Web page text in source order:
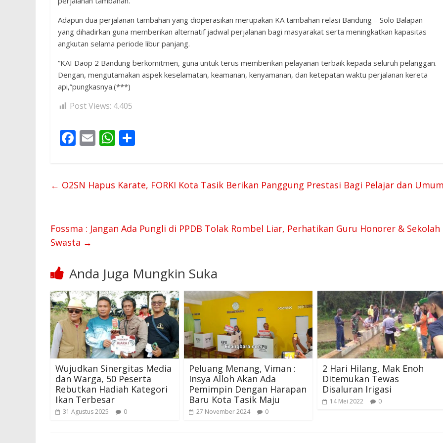
Adapun dua perjalanan tambahan yang dioperasikan merupakan KA tambahan relasi Bandung – Solo Balapan
yang dihadirkan guna memberikan alternatif jadwal perjalanan bagi masyarakat serta meningkatkan kapasitas
angkutan selama periode libur panjang.
“KAI Daop 2 Bandung berkomitmen, guna untuk terus memberikan pelayanan terbaik kepada seluruh pelanggan.
Dengan, mengutamakan aspek keselamatan, keamanan, kenyamanan, dan ketepatan waktu perjalanan kereta
api,”pungkasnya.(***)
Post Views: 4.405
F
b
k
E
l
W
s
p
e
← O2SN Hapus Karate, FORKI Kota Tasik Berikan Panggung Prestasi Bagi Pelajar dan
Fossma : Jangan Ada Pungli di PPDB Tolak Rombel Liar, Perhatikan Guru Honorer & Sekolah
Swasta →
Anda Juga Mungkin Suka
Wujudkan Sinergitas Media
dan Warga, 50 Peserta
Rebutkan Hadiah Kategori
Ikan Terbesar
31 Agustus 2025 0
Peluang Menang, Viman :
Insya Alloh Akan Ada
Pemimpin Dengan Harapan
Baru Kota Tasik Maju
27 November 2024 0
2 Hari Hilang, Mak Enoh
Ditemukan Tewas
Disaluran Irigasi
14 Mei 2022 0